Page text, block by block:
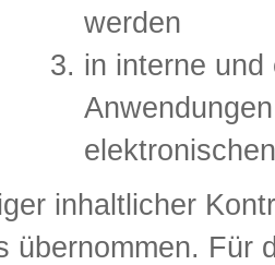
werden
in interne
inhaltlicher
übernommen. Für